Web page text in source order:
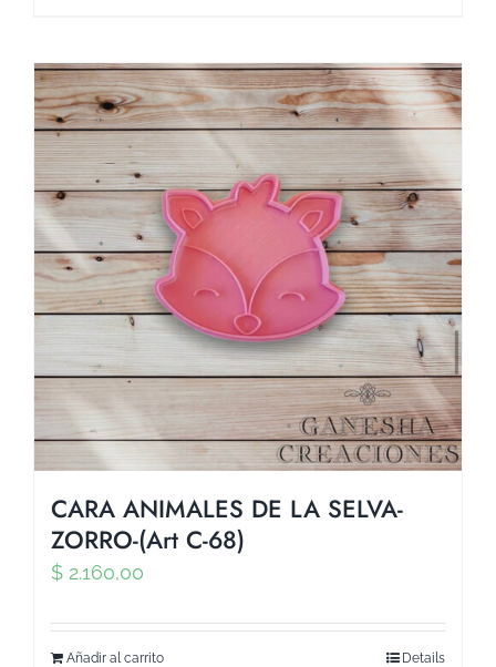
CARA ANIMALES DE LA SELVA-
ZORRO-(Art C-68)
$ 2.160,00
Añadir al carrito Details